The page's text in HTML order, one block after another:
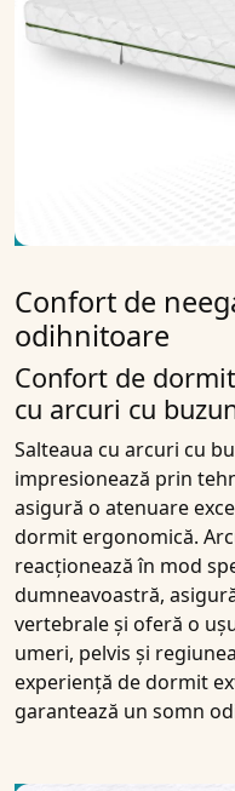
Confort de
odihnitoare
Confort de
cu arcuri cu
Salteaua cu arcuri cu
impresionează prin
asigură o atenuare
dormit ergonomică.
reacționează în mod
dumneavoastră,
vertebrale și oferă o
umeri, pelvis și
experiență de dormit
garantează un somn